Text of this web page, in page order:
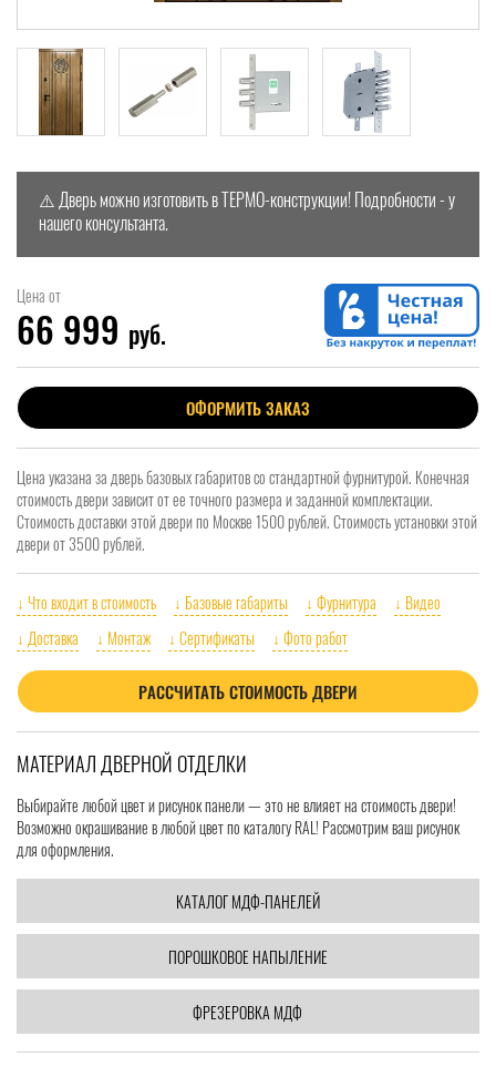
⚠️Дверь можно изготовить в ТЕРМО-конструкции! Подробности - у
нашего консультанта.
Цена от
66 999 руб.
ОФОРМИТЬ ЗАКАЗ
Цена указана за дверь базовых габаритов со стандартной фурнитурой. Конечная
стоимость двери зависит от ее точного размера и заданной комплектации.
Стоимость доставки этой двери по Москве 1500 рублей. Стоимость установки этой
двери от 3500 рублей.
↓ Что входит в стоимость ↓ Базовые габариты ↓ Фурнитура
↓ Видео
↓ Доставка
↓ Монтаж ↓ Сертификаты ↓ Фото работ
РАССЧИТАТЬ СТОИМОСТЬ ДВЕРИ
МАТЕРИАЛ ДВЕРНОЙ ОТДЕЛКИ
Выбирайте любой цвет и рисунок панели — это не влияет на стоимость двери!
Возможно окрашивание в любой цвет по каталогу RAL! Рассмотрим ваш рисунок
для оформления.
КАТАЛОГ МДФ-ПАНЕЛЕЙ
ПОРОШКОВОЕ НАПЫЛЕНИЕ
ФРЕЗЕРОВКА МДФ